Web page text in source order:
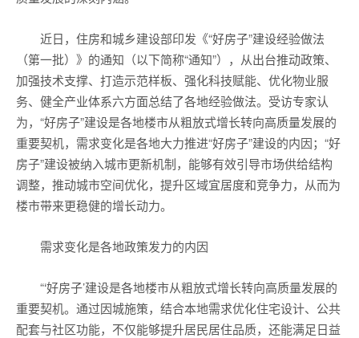
近日，住房和城乡建设部印发《“好房子”建设经验做法
（第一批）》的通知（以下简称“通知”），从出台推动政策、
加强技术支撑、打造示范样板、强化科技赋能、优化物业服
务、健全产业体系六方面总结了各地经验做法。受访专家认
为，“好房子”建设是各地楼市从粗放式增长转向高质量发展的
重要契机，需求变化是各地大力推进“好房子”建设的内因；“好
房子”建设被纳入城市更新机制，能够有效引导市场供给结构
调整，推动城市空间优化，提升区域宜居度和竞争力，从而为
楼市带来更稳健的增长动力。
需求变化是各地政策发力的内因
“‘好房子’建设是各地楼市从粗放式增长转向高质量发展的
重要契机。通过因城施策，结合本地需求优化住宅设计、公共
配套与社区功能，不仅能够提升居民居住品质，还能满足日益